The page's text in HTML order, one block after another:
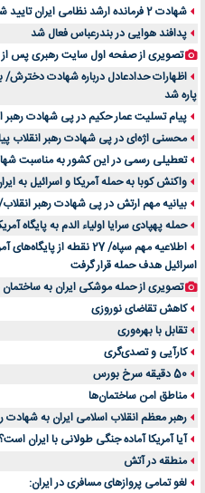
شهادت 2 فرمانده ارشد نظامی ایران تایید شد
پدافند هوایی در بندرعباس فعال شد
تصویری از صفحه اول سایت رهبری پس
اظهارات حدادعادل درباره شهادت دخترش/
پاره شد
پیام تسلیت عمار حکیم در پی شهادت رهبر
محسنی اژه‌ای در پی شهادت رهبر انقلاب
تعطیلی رسمی در این کشور به مناسبت
واکنش کوبا به حمله آمریکا و اسرائیل به
بیانیه مهم ارتش در پی شهادت رهبر
حمله پهپادی سرایا اولیاء الدم به پایگاه
اطلاعیه مهم سپاه/ 27 نقطه
اسرائیل هدف حمله قرار گرفت
تصویری از حمله موشکی ایران به
کاهش تقاضای نوروزی
تقابل با بهره‌وری
کارآیی و تصدی‌گری
50 دقیقه سرخ بورس
مناطق امن ساختمان‌ها
رهبر معظم انقلاب اسلامی ایران به شهادت
آیا آمریکا آماده جنگی طولانی با ایران است؟
منطقه در آتش
لغو تمامی پروازهای مسافری در ایران: